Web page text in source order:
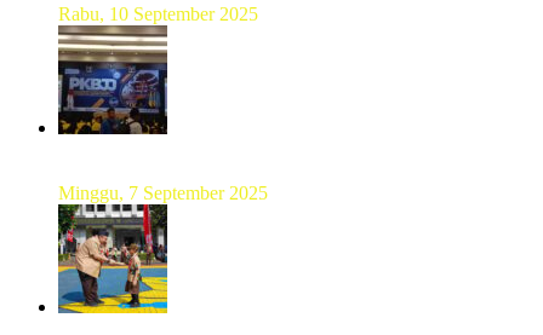
Rabu, 10 September 2025
Minggu, 7 September 2025